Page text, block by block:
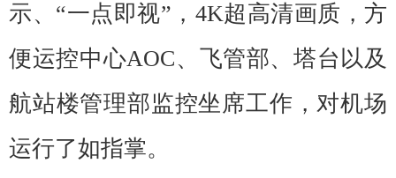
示、“一点即视”，4K超高清画质，方
便运控中心AOC、飞管部、塔台以及
航站楼管理部监控坐席工作，对机场
运行了如指掌。